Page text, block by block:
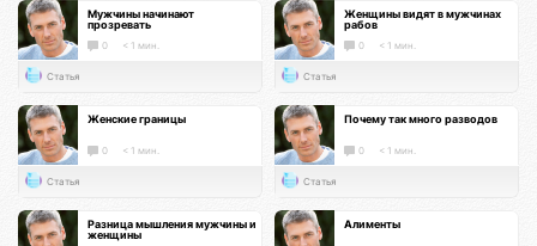
Мужчины начинают
прозревать
0 < 1 мин.
Статья
Женщины видят в мужчинах
рабов
0 < 1 мин.
Статья
Женские границы
0 < 1 мин.
Статья
Почему так много разводов
0 < 1 мин.
Статья
Разница мышления мужчины и
женщины
Алименты